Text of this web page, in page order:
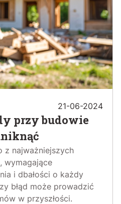
21-06-2024
przy budowie
z najważniejszych
wymagające
i dbałości o każdy
błąd może prowadzić
w przyszłości.